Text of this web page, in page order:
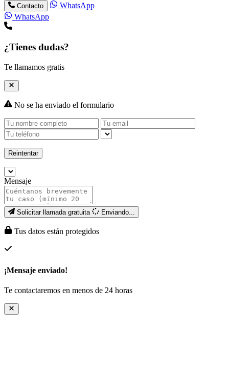
Contacto
WhatsApp
WhatsApp
¿Tienes dudas?
Te llamamos gratis
No se ha enviado el formulario
Reintentar
Mensaje
Solicitar llamada gratuita Enviando...
Tus datos están protegidos
¡Mensaje enviado!
Te contactaremos en menos de 24 horas